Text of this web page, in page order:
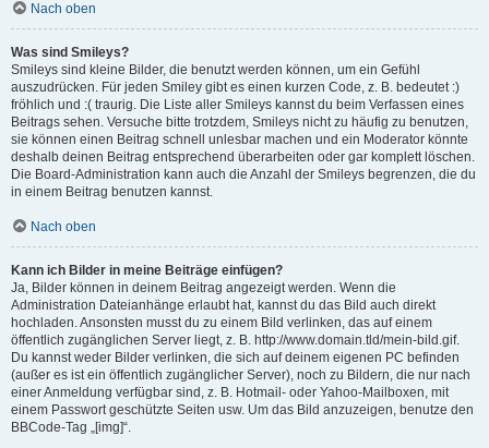
Nach oben
Was sind Smileys?
Smileys sind kleine Bilder, die benutzt werden können, um ein Gefühl
auszudrücken. Für jeden Smiley gibt es einen kurzen Code, z. B. bedeutet :)
fröhlich und :( traurig. Die Liste aller Smileys kannst du beim Verfassen eines
Beitrags sehen. Versuche bitte trotzdem, Smileys nicht zu häufig zu benutzen,
sie können einen Beitrag schnell unlesbar machen und ein Moderator könnte
deshalb deinen Beitrag entsprechend überarbeiten oder gar komplett löschen.
Die Board-Administration kann auch die Anzahl der Smileys begrenzen, die du
in einem Beitrag benutzen kannst.
Nach oben
Kann ich Bilder in meine Beiträge einfügen?
Ja, Bilder können in deinem Beitrag angezeigt werden. Wenn die
Administration Dateianhänge erlaubt hat, kannst du das Bild auch direkt
hochladen. Ansonsten musst du zu einem Bild verlinken, das auf einem
öffentlich zugänglichen Server liegt, z. B. http://www.domain.tld/mein-bild.gif.
Du kannst weder Bilder verlinken, die sich auf deinem eigenen PC befinden
(außer es ist ein öffentlich zugänglicher Server), noch zu Bildern, die nur nach
einer Anmeldung verfügbar sind, z. B. Hotmail- oder Yahoo-Mailboxen, mit
einem Passwort geschützte Seiten usw. Um das Bild anzuzeigen, benutze den
BBCode-Tag „[img]“.